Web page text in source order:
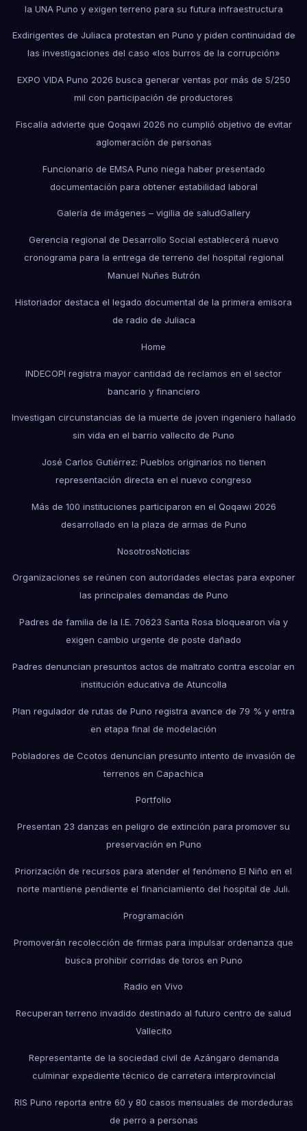
la UNA Puno y exigen terreno para su futura infraestructura
Exdirigentes de Juliaca protestan en Puno y piden continuidad de
las investigaciones del caso «los burros de la corrupción»
EXPO VIDA Puno 2026 busca generar ventas por más de S/250
mil con participación de productores
Fiscalía advierte que Qoqawi 2026 no cumplió objetivo de evitar
aglomeración de personas
Funcionario de EMSA Puno niega haber presentado
documentación para obtener estabilidad laboral
Galería de imágenes – vigilia de saludGallery
Gerencia regional de Desarrollo Social establecerá nuevo
cronograma para la entrega de terreno del hospital regional
Manuel Nuñes Butrón
Historiador destaca el legado documental de la primera emisora
de radio de Juliaca
Home
INDECOPI registra mayor cantidad de reclamos en el sector
bancario y financiero
Investigan circunstancias de la muerte de joven ingeniero hallado
sin vida en el barrio vallecito de Puno
José Carlos Gutiérrez: Pueblos originarios no tienen
representación directa en el nuevo congreso
Más de 100 instituciones participaron en el Qoqawi 2026
desarrollado en la plaza de armas de Puno
NosotrosNoticias
Organizaciones se reúnen con autoridades electas para exponer
las principales demandas de Puno
Padres de familia de la I.E. 70623 Santa Rosa bloquearon vía y
exigen cambio urgente de poste dañado
Padres denuncian presuntos actos de maltrato contra escolar en
institución educativa de Atuncolla
Plan regulador de rutas de Puno registra avance de 79 % y entra
en etapa final de modelación
Pobladores de Ccotos denuncian presunto intento de invasión de
terrenos en Capachica
Portfolio
Presentan 23 danzas en peligro de extinción para promover su
preservación en Puno
Priorización de recursos para atender el fenómeno El Niño en el
norte mantiene pendiente el financiamiento del hospital de Juli.
Programación
Promoverán recolección de firmas para impulsar ordenanza que
busca prohibir corridas de toros en Puno
Radio en Vivo
Recuperan terreno invadido destinado al futuro centro de salud
Vallecito
Representante de la sociedad civil de Azángaro demanda
culminar expediente técnico de carretera interprovincial
RIS Puno reporta entre 60 y 80 casos mensuales de mordeduras
de perro a personas